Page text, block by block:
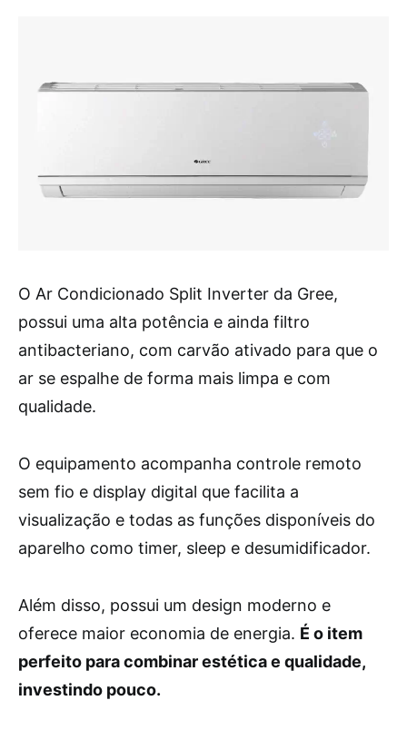
O Ar Condicionado Split Inverter da Gree,
possui uma alta potência e ainda filtro
antibacteriano, com carvão ativado para que o
ar se espalhe de forma mais limpa e com
qualidade.
O equipamento acompanha controle remoto
sem fio e display digital que facilita a
visualização e todas as funções disponíveis do
aparelho como timer, sleep e desumidificador.
Além disso, possui um design moderno e
oferece maior economia de energia. É o item
perfeito para combinar estética e qualidade,
investindo pouco.